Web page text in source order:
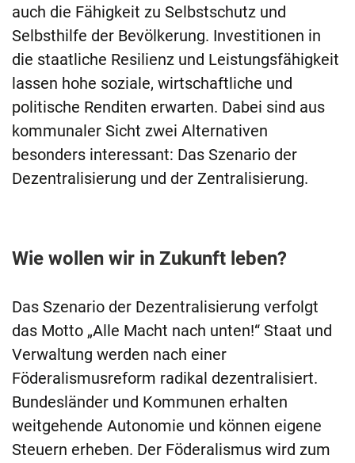
auch die Fähigkeit zu Selbstschutz und
Selbsthilfe der Bevölkerung. Investitionen in
die staatliche Resilienz und Leistungsfähigkeit
lassen hohe soziale, wirtschaftliche und
politische Renditen erwarten. Dabei sind aus
kommunaler Sicht zwei Alternativen
besonders interessant: Das Szenario der
Dezentralisierung und der Zentralisierung.
Wie wollen wir in Zukunft leben?
Das Szenario der Dezentralisierung verfolgt
das Motto „Alle Macht nach unten!“ Staat und
Verwaltung werden nach einer
Föderalismusreform radikal dezentralisiert.
Bundesländer und Kommunen erhalten
weitgehende Autonomie und können eigene
Steuern erheben. Der Föderalismus wird zum